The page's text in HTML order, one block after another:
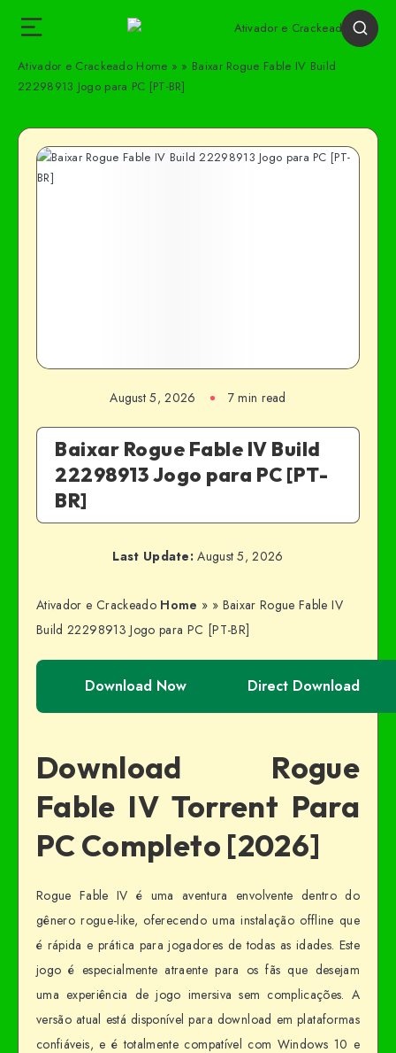
Ativador e Crackeado Home » » Baixar Rogue Fable IV Build
22298913 Jogo para PC [PT-BR]
August 5, 2026 7 min read
Baixar Rogue Fable IV Build
22298913 Jogo para PC [PT-
BR]
Last Update: August 5, 2026
Ativador e Crackeado Home » » Baixar Rogue Fable IV
Build 22298913 Jogo para PC [PT-BR]
Download Now Direct Download
Download Rogue
Fable IV Torrent Para
PC Completo [2026]
Rogue Fable IV é uma aventura envolvente dentro do
gênero rogue-like, oferecendo uma instalação offline que
é rápida e prática para jogadores de todas as idades. Este
jogo é especialmente atraente para os fãs que desejam
uma experiência de jogo imersiva sem complicações. A
versão atual está disponível para download em plataformas
confiáveis, e é totalmente compatível com Windows 10 e